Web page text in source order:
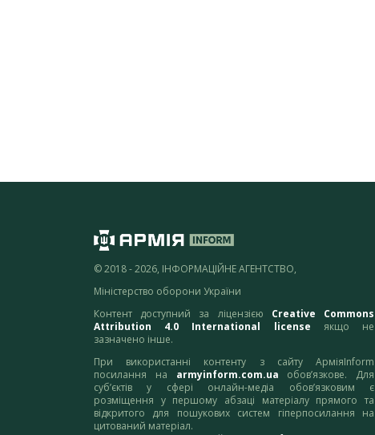
© 2018 - 2026, ІНФОРМАЦІЙНЕ АГЕНТСТВО,
Міністерство оборони України
Контент доступний за ліцензією Creative Commons
Attribution 4.0 International license якщо не
зазначено інше.
При використанні контенту з сайту АрміяInform
посилання на armyinform.com.ua обов’язкове. Для
суб’єктів у сфері онлайн-медіа обов’язковим є
розміщення у першому абзаці матеріалу прямого та
відкритого для пошукових систем гіперпосилання на
цитований матеріал.